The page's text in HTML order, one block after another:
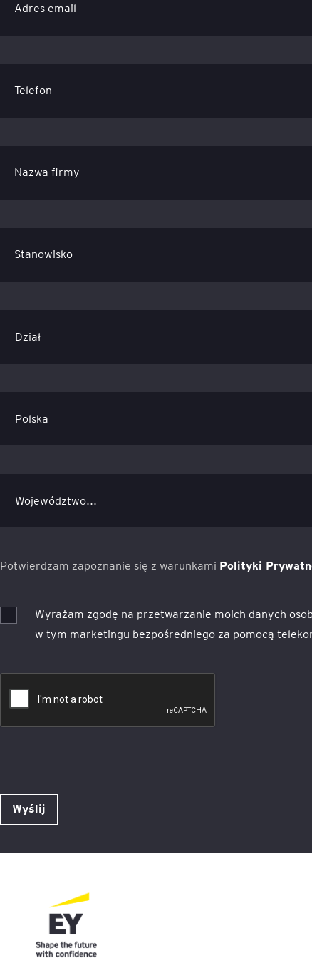
Adres email
Telefon
Nazwa firmy
Stanowisko
Potwierdzam zapoznanie się z warunkami Polityki
Wyrażam zgodę na przetwarzanie moich danych
w tym marketingu bezpośredniego za pomocą
Wyślij